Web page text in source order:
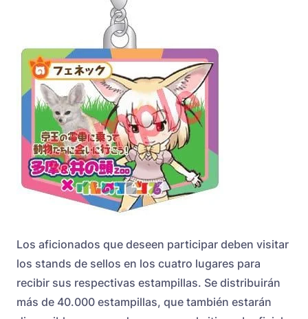
Los aficionados que deseen participar deben visitar
los stands de sellos en los cuatro lugares para
recibir sus respectivas estampillas. Se distribuirán
más de 40.000 estampillas, que también estarán